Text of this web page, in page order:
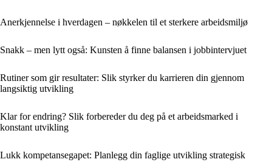
Anerkjennelse i hverdagen – nøkkelen til et sterkere arbeidsmiljø
Snakk – men lytt også: Kunsten å finne balansen i jobbintervjuet
Rutiner som gir resultater: Slik styrker du karrieren din gjennom
langsiktig utvikling
Klar for endring? Slik forbereder du deg på et arbeidsmarked i
konstant utvikling
Lukk kompetansegapet: Planlegg din faglige utvikling strategisk